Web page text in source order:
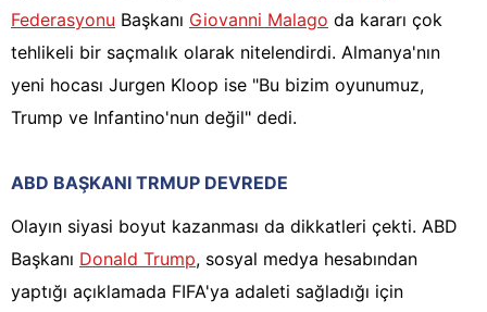
Federasyonu Başkanı Giovanni Malago da kararı çok
tehlikeli bir saçmalık olarak nitelendirdi. Almanya'nın
yeni hocası Jurgen Kloop ise "Bu bizim oyunumuz,
Trump ve Infantino'nun değil" dedi.
ABD BAŞKANI TRMUP DEVREDE
Olayın siyasi boyut kazanması da dikkatleri çekti. ABD
Başkanı Donald Trump, sosyal medya hesabından
yaptığı açıklamada FIFA'ya adaleti sağladığı için